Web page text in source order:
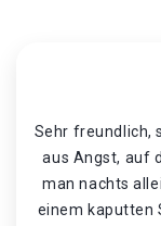
Sehr freundlich,
aus Angst, auf
man nachts
einem kaputten